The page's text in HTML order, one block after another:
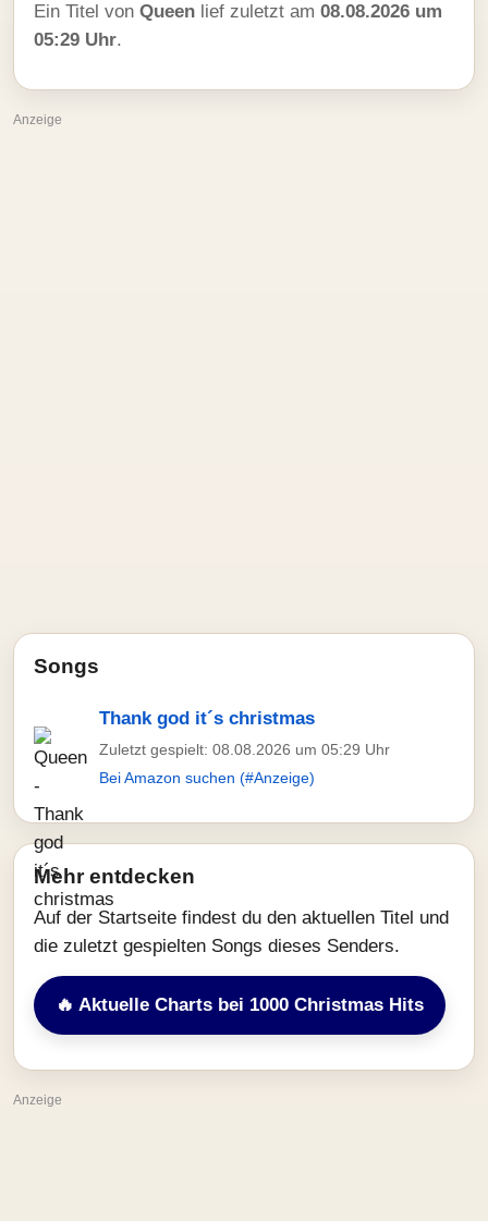
Ein Titel von Queen lief zuletzt am 08.08.2026 um
05:29 Uhr.
Anzeige
Songs
Thank god it´s christmas
Zuletzt gespielt: 08.08.2026 um 05:29 Uhr
Bei Amazon suchen (#Anzeige)
Mehr entdecken
Auf der Startseite findest du den aktuellen Titel und
die zuletzt gespielten Songs dieses Senders.
🔥 Aktuelle Charts bei 1000 Christmas Hits
Anzeige